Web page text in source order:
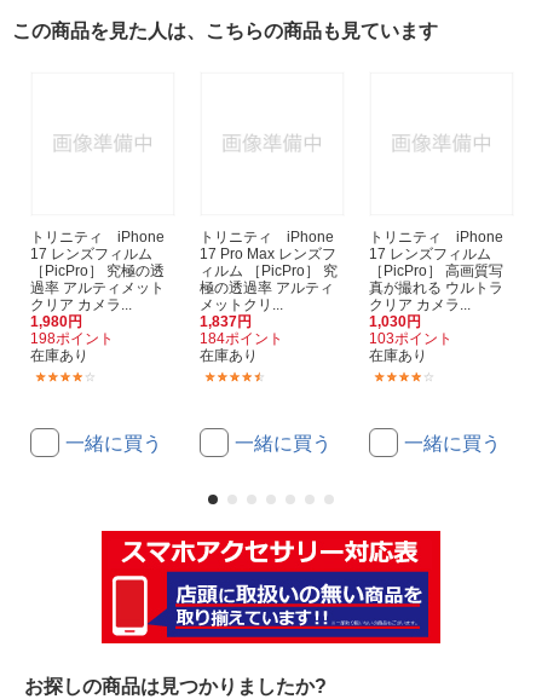
この商品を見た人は、こちらの商品も見ています
トリニティ iPhone
17 レンズフィルム
［PicPro］ 究極の透
過率 アルティメット
クリア カメラ...
1,980円
198ポイント
在庫あり
一緒に買う
トリニティ iPhone
17 Pro Max レンズフ
ィルム ［PicPro］ 究
極の透過率 アルティ
メットクリ...
1,837円
184ポイント
在庫あり
一緒に買う
トリニティ iPhone
17 レンズフィルム
［PicPro］ 高画質写
真が撮れる ウルトラ
クリア カメラ...
1,030円
103ポイント
在庫あり
一緒に買う
お探しの商品は見つかりましたか?